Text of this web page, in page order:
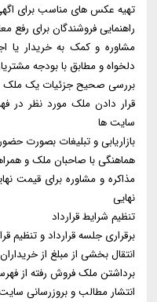
تهیه عکس های مناسب برای
راهنمایی فروشندگان برای رفع
مشاوره و کمک به خریدار یا
دلخواه و مطابق با بودجه
بررسی صحیح جزئیات یک ملک
قرار دادن ملک مورد نظر در
سایت ها
بازاریابی و تبلیغات بصورت
هماهنگی با صاحبان ملک و
مذاکره و مشاوره برای قیمت
نهایی
تنظیم شرایط قرارداد
برقراری جلسه قرارداد و تنظیم
انتقال بخشی از مبلغ از
برداشتن ملک فروش رفته از
انتشار مطالب و بروزرسانی